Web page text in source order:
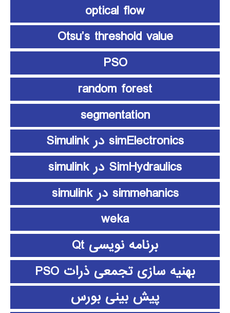
optical flow
Otsu’s threshold value
PSO
random forest
segmentation
simElectronics در Simulink
SimHydraulics در simulink
simmehanics در simulink
weka
برنامه نویسی Qt
بهنیه سازی تجمعی ذرات PSO
پیش بینی بورس